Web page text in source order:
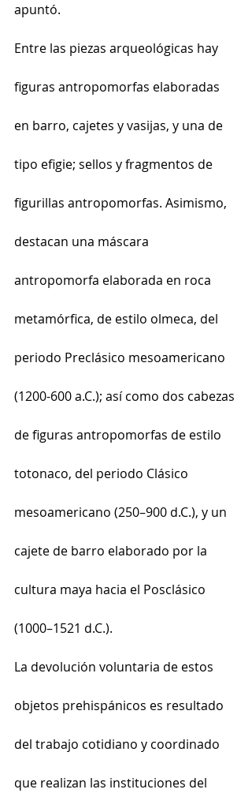
apuntó.
Entre las piezas arqueológicas hay
figuras antropomorfas elaboradas
en barro, cajetes y vasijas, y una de
tipo efigie; sellos y fragmentos de
figurillas antropomorfas. Asimismo,
destacan una máscara
antropomorfa elaborada en roca
metamórfica, de estilo olmeca, del
periodo Preclásico mesoamericano
(1200-600 a.C.); así como dos cabezas
de figuras antropomorfas de estilo
totonaco, del periodo Clásico
mesoamericano (250–900 d.C.), y un
cajete de barro elaborado por la
cultura maya hacia el Posclásico
(1000–1521 d.C.).
La devolución voluntaria de estos
objetos prehispánicos es resultado
del trabajo cotidiano y coordinado
que realizan las instituciones del